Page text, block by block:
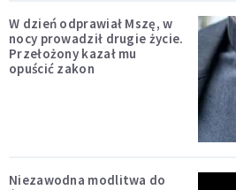
W dzień odprawiał Mszę, w
nocy prowadził drugie życie.
Przełożony kazał mu
opuścić zakon
Niezawodna modlitwa do